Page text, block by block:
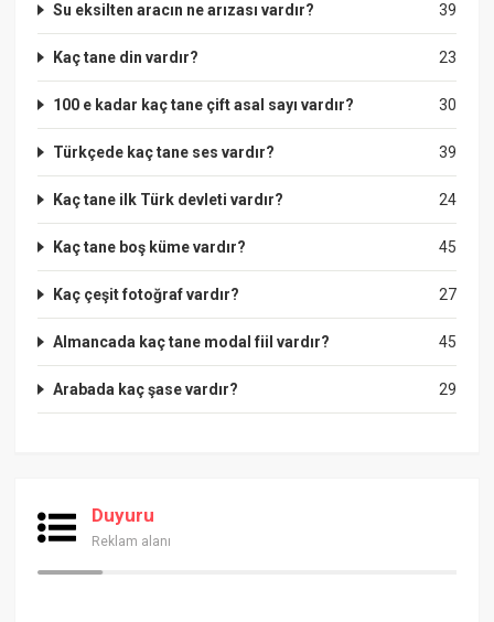
39
Su eksilten aracın ne arızası vardır?
23
Kaç tane din vardır?
30
100 e kadar kaç tane çift asal sayı vardır?
39
Türkçede kaç tane ses vardır?
24
Kaç tane ilk Türk devleti vardır?
45
Kaç tane boş küme vardır?
27
Kaç çeşit fotoğraf vardır?
45
Almancada kaç tane modal fiil vardır?
29
Arabada kaç şase vardır?
Duyuru
Reklam alanı